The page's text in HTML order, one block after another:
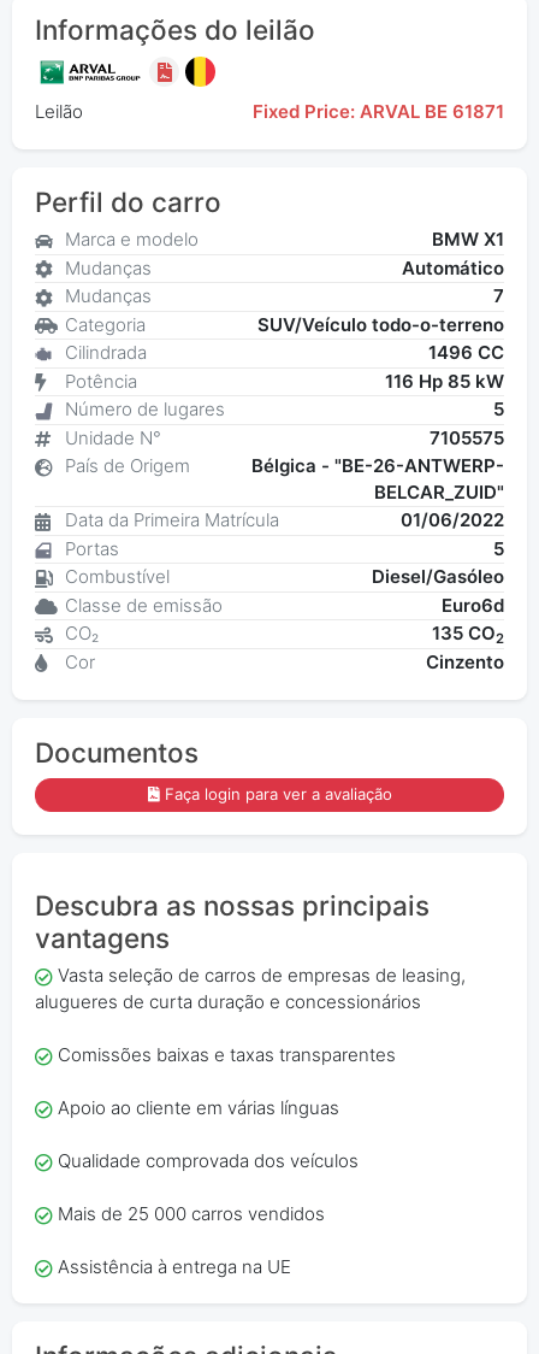
Informações do leilão
Leilão Fixed Price: ARVAL BE 61871
Perfil do carro
Marca e modelo
BMW X1
Mudanças
Automático
Mudanças
7
Categoria
SUV/Veículo todo-o-terreno
Cilindrada
1496 CC
Potência
116 Hp 85 kW
Número de lugares
5
Unidade N°
7105575
País de Origem
Bélgica - "BE-26-ANTWERP-
BELCAR_ZUID"
Data da Primeira Matrícula
01/06/2022
Portas
5
Combustível
Diesel/Gasóleo
Classe de emissão
Euro6d
CO₂
135 CO2
Cor Cinzento
Documentos
Faça login para ver a avaliação
Descubra as nossas principais
vantagens
Vasta seleção de carros de empresas de leasing,
alugueres de curta duração e concessionários
Comissões baixas e taxas transparentes
Apoio ao cliente em várias línguas
Qualidade comprovada dos veículos
Mais de 25 000 carros vendidos
Assistência à entrega na UE